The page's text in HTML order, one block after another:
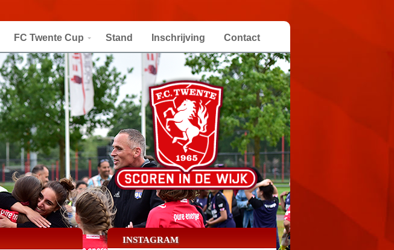
FC Twente Cup Stand Inschrijving Contact
INSTAGRAM